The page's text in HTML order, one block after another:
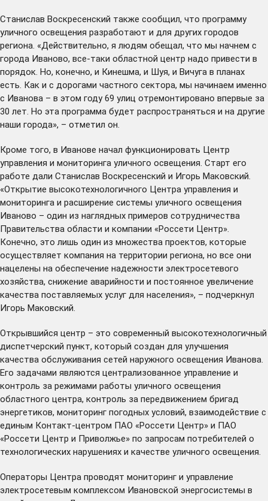
Станислав Воскресенский также сообщил, что программу
уличного освещения разработают и для других городов
региона. «Действительно, я людям обещал, что мы начнем с
города Иваново, все-таки областной центр надо привести в
порядок. Но, конечно, и Кинешма, и Шуя, и Вичуга в планах
есть. Как и с дорогами частного сектора, мы начинаем именно
с Иванова – в этом году 69 улиц отремонтировано впервые за
30 лет. Но эта программа будет распространяться и на другие
наши города», – отметил он.
Кроме того, в Иванове начал функционировать Центр
управления и мониторинга уличного освещения. Старт его
работе дали Станислав Воскресенский и Игорь Маковский.
«Открытие высокотехнологичного Центра управления и
мониторинга и расширение системы уличного освещения
Иваново – один из наглядных примеров сотрудничества
Правительства области и компании «Россети Центр».
Конечно, это лишь один из множества проектов, которые
осуществляет компания на территории региона, но все они
нацелены на обеспечение надежности электросетевого
хозяйства, снижение аварийности и постоянное увеличение
качества поставляемых услуг для населения», – подчеркнул
Игорь Маковский.
Открывшийся центр – это современный высокотехнологичный
диспетчерский пункт, который создан для улучшения
качества обслуживания сетей наружного освещения Иванова.
Его задачами являются централизованное управление и
контроль за режимами работы уличного освещения
областного центра, контроль за передвижением бригад
энергетиков, мониторинг погодных условий, взаимодействие с
единым Контакт-центром ПАО «Россети Центр» и ПАО
«Россети Центр и Приволжье» по запросам потребителей о
технологических нарушениях и качестве уличного освещения.
Операторы Центра проводят мониторинг и управление
электросетевым комплексом Ивановской энергосистемы в